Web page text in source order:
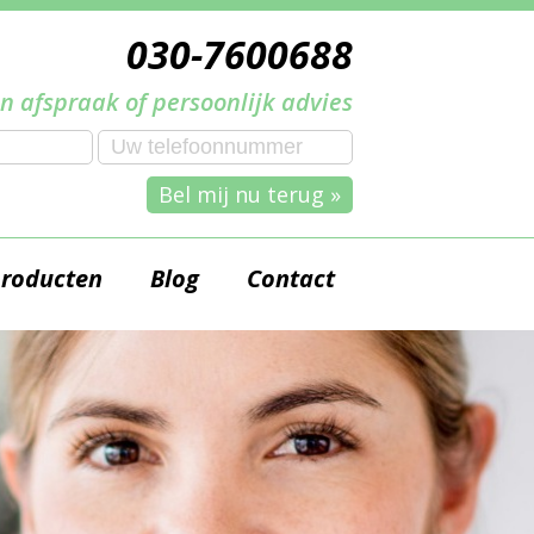
030-7600688
afspraak of persoonlijk advies
Bel mij nu terug »
Blog Contact